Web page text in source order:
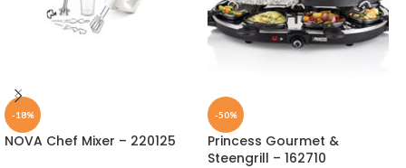
-18%
NOVA Chef Mixer – 220125
-50%
Princess Gourmet &
Steengrill – 162710